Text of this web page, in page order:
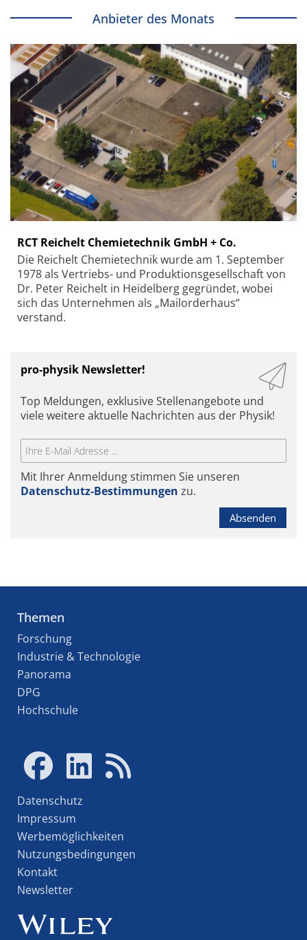
Anbieter des Monats
RCT Reichelt Chemietechnik GmbH + Co.
Die Reichelt Chemietechnik wurde am 1. September
1978 als Vertriebs- und Produktionsgesellschaft von
Dr. Peter Reichelt in Heidelberg gegründet, wobei
sich das Unternehmen als „Mailorderhaus“
verstand.
pro-physik Newsletter!
Top Meldungen, exklusive Stellenangebote und
viele weitere aktuelle Nachrichten aus der Physik!
Mit Ihrer Anmeldung stimmen Sie unseren
Datenschutz-Bestimmungen zu.
Absenden
Themen
Forschung
Industrie & Technologie
Panorama
DPG
Hochschule
Datenschutz
Impressum
Werbemöglichkeiten
Nutzungsbedingungen
Kontakt
Newsletter